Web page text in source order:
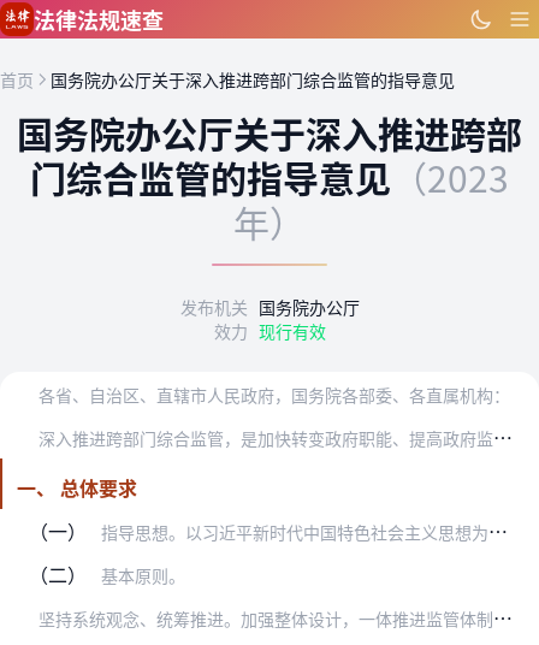
跳到主要内容
法律法规速查
首页 国务院办公厅关于深入推进跨部门综合监管的指导意见
国务院办公厅关于深入推进跨部
门综合监管的指导意见 （2023
年）
发布机关 国务院办公厅
效力 现行有效
各省、自治区、直辖市人民政府，国务院各部委、各直属机构：
深
入推进跨部门综合监管，是加快转变政府职能、提高政府监管效能的重要举措。近年来，各地区各部门认真贯彻落实党中央、国务院决策部署，着力加强和创新监管，取得积极成效…
一、 总体要求
（一）
指导思想。以习近平新时代中国特色社会主义思想为指导，深入贯彻落实党的二十大精神，完整、准确、全面贯彻新发展理念，加快构建新发展格局，坚持统筹发展和安全，健全监管…
（二） 基本原则。
坚
持系统观念、统筹推进。加强整体设计，一体推进监管体制机制建设，统筹各类监管资源，加快建立全方位、多层次、立体化监管体系，实现事前事中事后全链条全领域监管。